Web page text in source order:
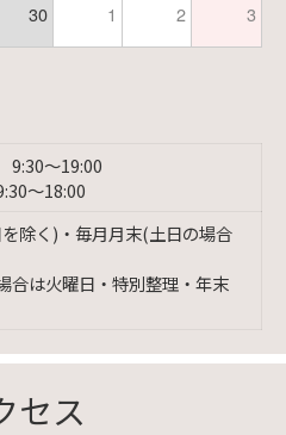
30 1 2 3
9:30〜19:00
〜18:00
除く)・毎月月末(土日の場合
合は火曜日・特別整理・年末
セス